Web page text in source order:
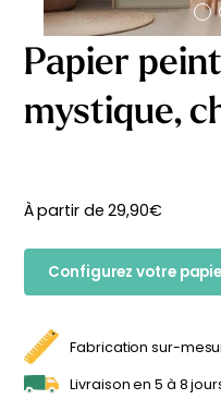
Affiche bébé Mes
Papier
mystique,
À partir de29,90€
Configurez votre
Fabrication sur-
Livraison en 5 à 8